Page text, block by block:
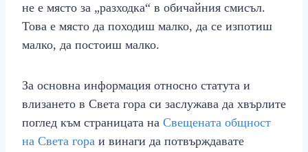
не е място за „разходка“ в обичайния смисъл.
Това е място да походиш малко, да се изпотиш
малко, да постоиш малко.
За основна информация относно статута и
влизането в Света гора си заслужава да хвърлите
поглед към страницата на Свещената общност
на Света гора и винаги да потвърждавате